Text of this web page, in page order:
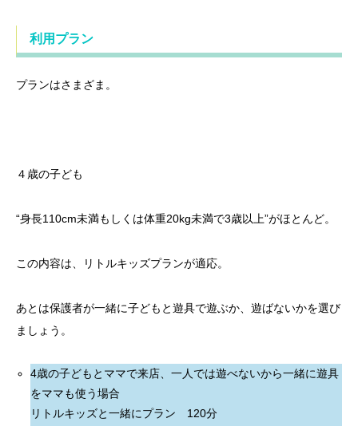
利用プラン
プランはさまざま。
４歳の子ども
“身長110cm未満もしくは体重20kg未満で3歳以上”がほとんど。
この内容は、リトルキッズプランが適応。
あとは保護者が一緒に子どもと遊具で遊ぶか、遊ばないかを選び
ましょう。
4歳の子どもとママで来店、一人では遊べないから一緒に遊具
をママも使う場合
リトルキッズと一緒にプラン 120分